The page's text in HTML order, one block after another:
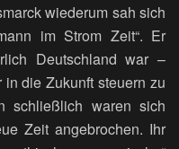
wiederum sah sich
im Strom Zeit“. Er
Deutschland war –
die Zukunft steuern zu
schließlich waren sich
Zeit angebrochen. Ihr